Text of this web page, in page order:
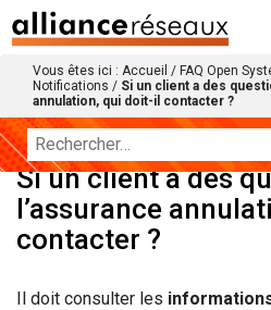
Vous êtes ici : Accueil / FAQ Open
Notifications / Si un client a des
annulation, qui doit-il contacter ?
Si un client a des
l’assurance
contacter ?
Il doit consulter les